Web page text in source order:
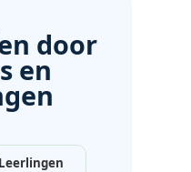
door
en
Leerlingen